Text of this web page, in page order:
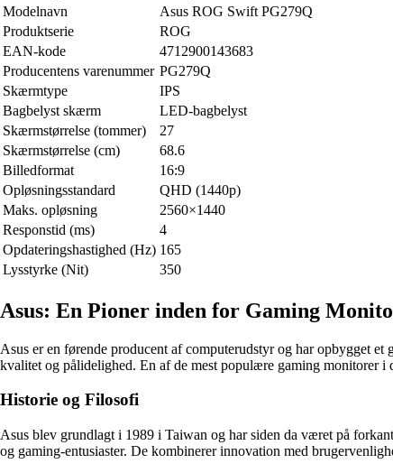
Modelnavn
Asus ROG Swift PG279Q
Produktserie
ROG
EAN-kode
4712900143683
Producentens varenummer PG279Q
Skærmtype
IPS
Bagbelyst skærm
LED-bagbelyst
Skærmstørrelse (tommer)
27
Skærmstørrelse (cm)
68.6
Billedformat
16:9
Opløsningsstandard
QHD (1440p)
Maks. opløsning
2560×1440
Responstid (ms)
4
Opdateringshastighed (Hz) 165
Lysstyrke (Nit)
350
Asus: En Pioner inden for Gaming
Asus er en førende producent af computerudstyr og har opbygget
kvalitet og pålidelighed. En af de mest populære gaming monitorer
Historie og Filosofi
Asus blev grundlagt i 1989 i Taiwan og har siden da været på
og gaming-entusiaster. De kombinerer innovation med